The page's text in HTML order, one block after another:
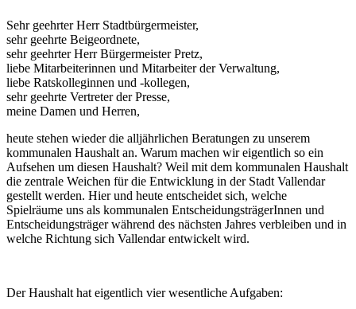
Sehr geehrter Herr Stadtbürgermeister,
sehr geehrte Beigeordnete,
sehr geehrter Herr Bürgermeister Pretz,
liebe Mitarbeiterinnen und Mitarbeiter der Verwaltung,
liebe Ratskolleginnen und -kollegen,
sehr geehrte Vertreter der Presse,
meine Damen und Herren,
heute stehen wieder die alljährlichen Beratungen zu unserem
kommunalen Haushalt an. Warum machen wir eigentlich so ein
Aufsehen um diesen Haushalt? Weil mit dem kommunalen Haushalt
die zentrale Weichen für die Entwicklung in der Stadt Vallendar
gestellt werden. Hier und heute entscheidet sich, welche
Spielräume uns als kommunalen EntscheidungsträgerInnen und
Entscheidungsträger während des nächsten Jahres verbleiben und in
welche Richtung sich Vallendar entwickelt wird.
Der Haushalt hat eigentlich vier wesentliche Aufgaben: